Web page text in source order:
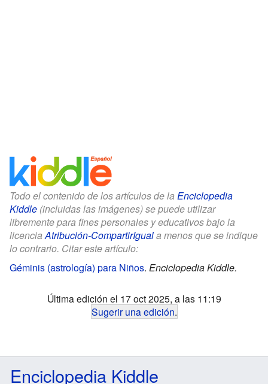
Todo el contenido de los artículos de la Enciclopedia
Kiddle (incluidas las imágenes) se puede utilizar
libremente para fines personales y educativos bajo la
licenciaAtribución-CompartirIguala menos que se indique
lo contrario. Citar este artículo:
Géminis (astrología) para Niños. Enciclopedia Kiddle.
Última edición el 17 oct 2025, a las 11:19
Sugerir una edición.
Enciclopedia Kiddle